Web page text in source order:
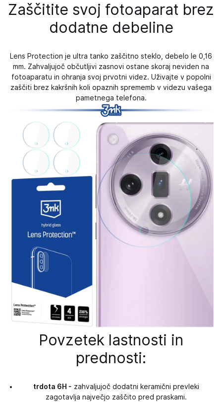
Zaščitite svoj fotoaparat brez
dodatne debeline
Lens Protection je ultra tanko zaščitno steklo, debelo le 0,16
mm. Zahvaljujoč občutljivi zasnovi ostane skoraj neviden na
fotoaparatu in ohranja svoj prvotni videz. Uživajte v popolni
zaščiti brez kakršnih koli opaznih sprememb v videzu vašega
pametnega telefona.
Povzetek lastnosti in
prednosti:
trdota 6H - zahvaljujoč dodatni keramični prevleki
zagotavlja največjo zaščito pred praskami.